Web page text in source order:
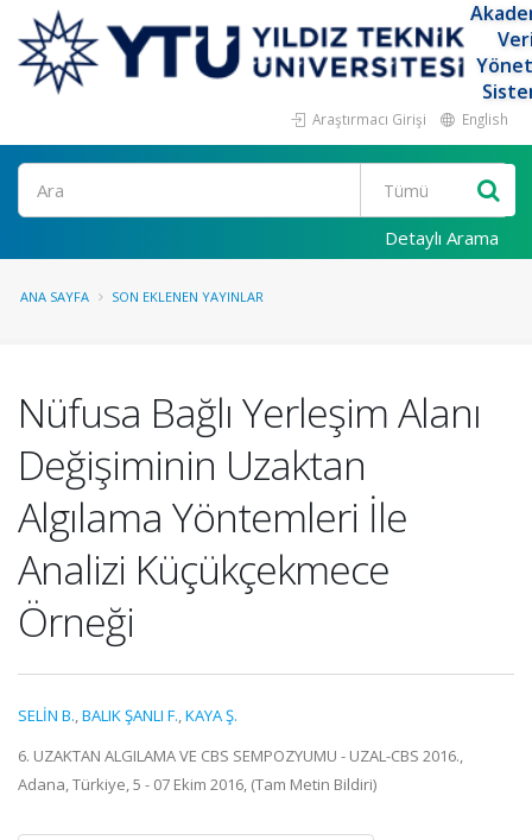
Araştırmacı Girişi English
Ara
Detaylı Arama
ANA SAYFA SON EKLENEN YAYINLAR
Nüfusa Bağlı Yerleşim Alanı
Değişiminin Uzaktan
Algılama Yöntemleri İle
Analizi Küçükçekmece
Örneği
SELİN B.,BALIK ŞANLI F.,KAYA Ş.
6. UZAKTAN ALGILAMA VE CBS SEMPOZYUMU - UZAL-CBS 2016.,
Adana, Türkiye, 5 - 07 Ekim 2016, (Tam Metin Bildiri)